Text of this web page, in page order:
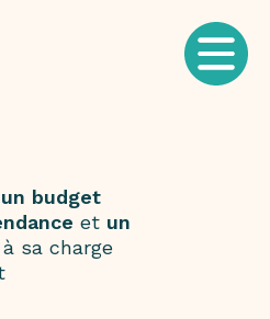
un budget
et un
sa charge